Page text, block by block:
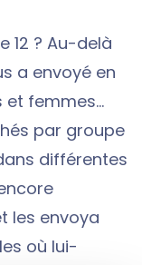
12 ? Au-delà
a envoyé en
et femmes…
par groupe
différentes
les envoya
où lui-